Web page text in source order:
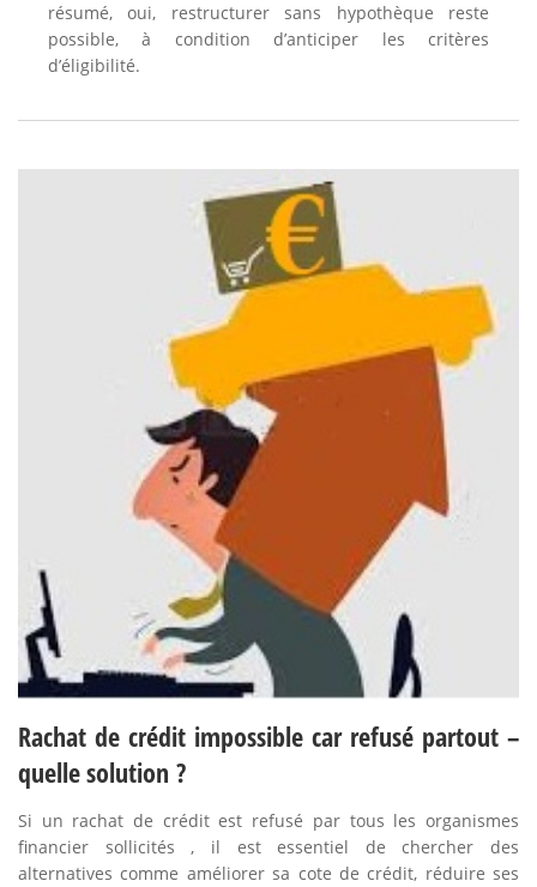
résumé, oui, restructurer sans hypothèque reste
possible, à condition d’anticiper les critères
d’éligibilité.
Rachat de crédit impossible car refusé partout –
quelle solution ?
Si un rachat de crédit est refusé par tous les organismes
financier sollicités , il est essentiel de chercher des
alternatives comme améliorer sa cote de crédit, réduire ses